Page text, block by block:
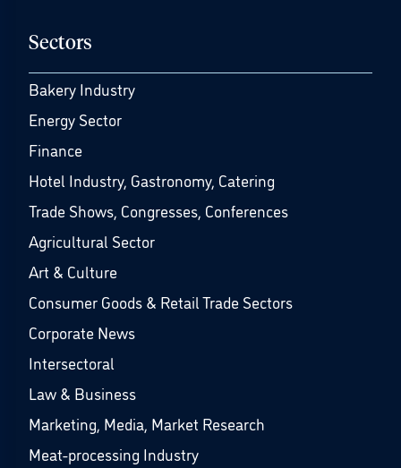
Sectors
Bakery Industry
Energy Sector
Finance
Hotel Industry, Gastronomy, Catering
Trade Shows, Congresses, Conferences
Agricultural Sector
Art & Culture
Consumer Goods & Retail Trade Sectors
Corporate News
Intersectoral
Law & Business
Marketing, Media, Market Research
Meat-processing Industry